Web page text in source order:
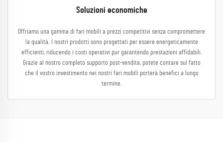
Soluzioni economiche
Offriamo una gamma di fari mobili a prezzi competitivi senza compromettere
la qualità. I nostri prodotti sono progettati per essere energeticamente
efficienti, riducendo i costi operativi pur garantendo prestazioni affidabili.
Grazie al nostro completo supporto post-vendita, potete contare sul fatto
che il vostro investimento nei nostri fari mobili porterà benefici a lungo
termine.